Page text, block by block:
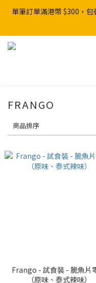
單筆訂單滿港幣 $300，
FRANGO
商品排序
Frango - 試食裝 - 脆魚片
（原味、泰式辣味）